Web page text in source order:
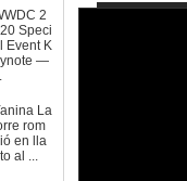
2
Speci
Event K
—
La
rom
en lla
al ...